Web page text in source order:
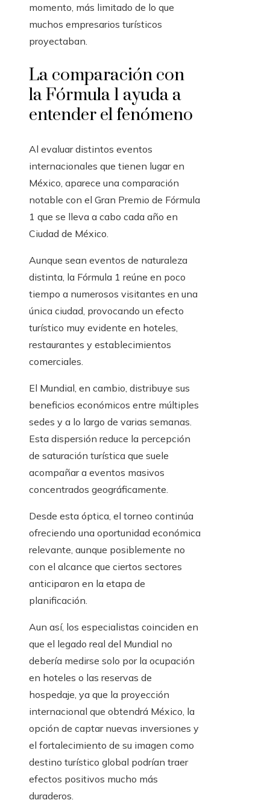
momento, más limitado de lo que
muchos empresarios turísticos
proyectaban.
La comparación con
la Fórmula 1 ayuda a
entender el fenómeno
Al evaluar distintos eventos
internacionales que tienen lugar en
México, aparece una comparación
notable con el Gran Premio de Fórmula
1 que se lleva a cabo cada año en
Ciudad de México.
Aunque sean eventos de naturaleza
distinta, la Fórmula 1 reúne en poco
tiempo a numerosos visitantes en una
única ciudad, provocando un efecto
turístico muy evidente en hoteles,
restaurantes y establecimientos
comerciales.
El Mundial, en cambio, distribuye sus
beneficios económicos entre múltiples
sedes y a lo largo de varias semanas.
Esta dispersión reduce la percepción
de saturación turística que suele
acompañar a eventos masivos
concentrados geográficamente.
Desde esta óptica, el torneo continúa
ofreciendo una oportunidad económica
relevante, aunque posiblemente no
con el alcance que ciertos sectores
anticiparon en la etapa de
planificación.
Aun así, los especialistas coinciden en
que el legado real del Mundial no
debería medirse solo por la ocupación
en hoteles o las reservas de
hospedaje, ya que la proyección
internacional que obtendrá México, la
opción de captar nuevas inversiones y
el fortalecimiento de su imagen como
destino turístico global podrían traer
efectos positivos mucho más
duraderos.